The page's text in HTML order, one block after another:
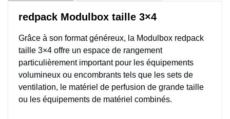
redpack Modulbox taille 3×4
Grâce à son format généreux, la Modulbox redpack
taille 3×4 offre un espace de rangement
particulièrement important pour les équipements
volumineux ou encombrants tels que les sets de
ventilation, le matériel de perfusion de grande taille
ou les équipements de matériel combinés.